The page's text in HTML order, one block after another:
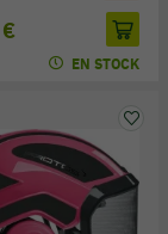
EN STOCK